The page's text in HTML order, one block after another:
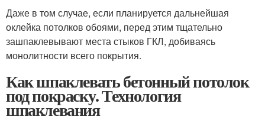
Даже в том случае, если планируется дальнейшая
оклейка потолков обоями, перед этим тщательно
зашпаклевывают места стыков ГКЛ, добиваясь
монолитности всего покрытия.
Как шпаклевать бетонный потолок
под покраску. Технология
шпаклевания